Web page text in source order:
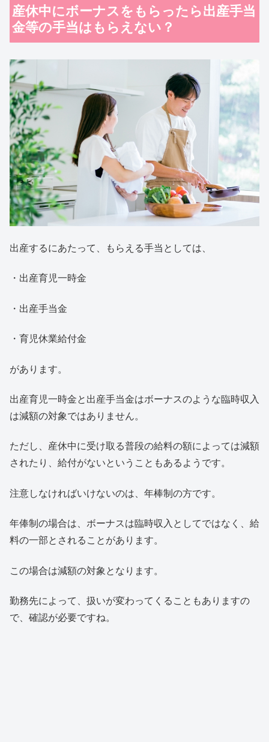
産休中にボーナスをもらったら出産手当
金等の手当はもらえない？
出産するにあたって、もらえる手当としては、
・出産育児一時金
・出産手当金
・育児休業給付金
があります。
出産育児一時金と出産手当金はボーナスのような臨時収入
は減額の対象ではありません。
ただし、産休中に受け取る普段の給料の額によっては減額
されたり、給付がないということもあるようです。
注意しなければいけないのは、年棒制の方です。
年俸制の場合は、ボーナスは臨時収入としてではなく、給
料の一部とされることがあります。
この場合は減額の対象となります。
勤務先によって、扱いが変わってくることもありますの
で、確認が必要ですね。